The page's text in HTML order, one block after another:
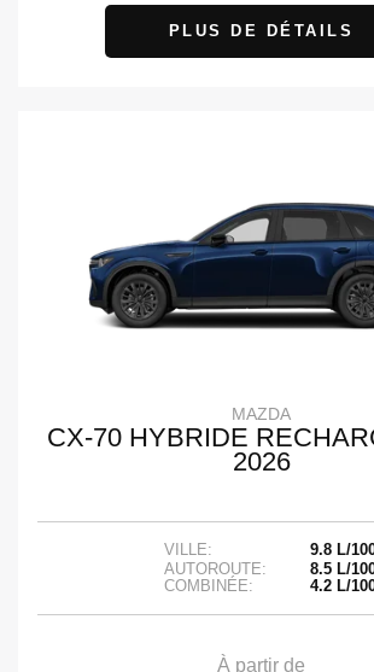
PLUS DE DÉTAILS
MAZDA
CX-70 HYBRIDE
2026
VILLE:
9.8 L/
AUTOROUTE:
8.5 L/
COMBINÉE:
4.2 L/
À partir de